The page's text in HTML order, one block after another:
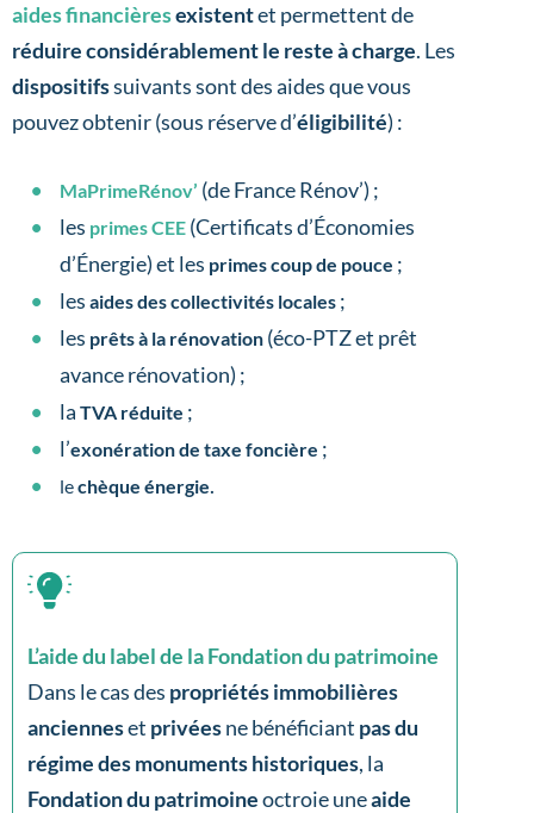
aides financièresexistentet permettent de
réduire considérablement le reste à charge. Les
dispositifssuivants sont des aides que vous
pouvez obtenir (sous réserve d’éligibilité) :
MaPrimeRénov’ (de France Rénov’) ;
les primes CEE (Certificats d’Économies
d’Énergie) et les primes coup de pouce ;
les aides des collectivités locales ;
les prêts à la rénovation (éco-PTZ et prêt
avance rénovation) ;
la TVA réduite ;
l’exonération de taxe foncière ;
lechèque énergie.
L’aide du label de la Fondation du patrimoine
Dans le cas des propriétés immobilières
ancienneset privéesne bénéficiant pas du
régime des monuments historiques, la
Fondation du patrimoineoctroie uneaide